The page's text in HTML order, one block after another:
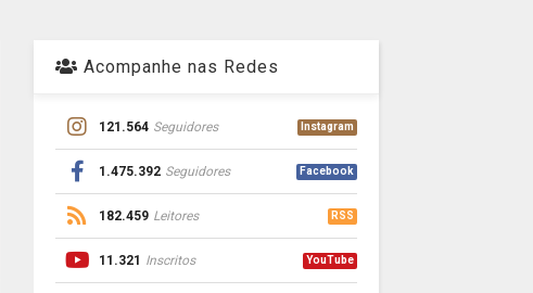
Acompanhe nas Redes
121.564 Seguidores Instagram
1.475.392 Seguidores Facebook
182.459 Leitores RSS
11.321 Inscritos YouTube